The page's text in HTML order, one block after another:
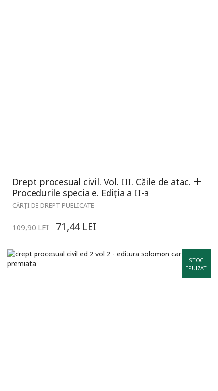
Drept procesual civil. Vol. III. Căile de atac.
Procedurile speciale. Ediția a II-a
CĂRȚI DE DREPT PUBLICATE
109,90LEI 71,44 LEI
STOC
EPUIZAT